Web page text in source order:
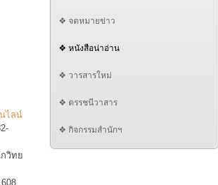
ไลน์
วิทย
❖ จดหมายข่าว
❖ หนังสือน่าอ่าน
❖ วารสารใหม่
❖ ดรรชนีวาสาร
❖ กิจกรรมสำนักฯ